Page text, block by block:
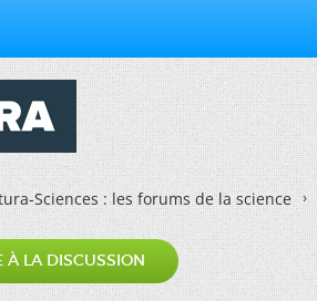
Sciences : les forums de la science
À LA DISCUSSION